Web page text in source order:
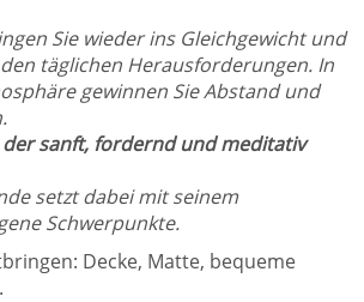
Sie wieder ins Gleichgewicht und
täglichen Herausforderungen. In
gewinnen Sie Abstand und
der sanft, fordernd und meditativ
setzt dabei mit seinem
Schwerpunkte.
Decke, Matte, bequeme